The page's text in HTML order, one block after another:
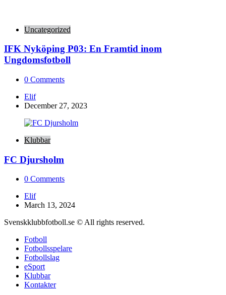
Uncategorized
IFK Nyköping P03: En Framtid inom
Ungdomsfotboll
0 Comments
Posted
by
Elif
December 27, 2023
Klubbar
FC Djursholm
0 Comments
Posted
by
Elif
March 13, 2024
Svenskklubbfotboll.se © All rights reserved.
Fotboll
Fotbollsspelare
Fotbollslag
eSport
Klubbar
Kontakter